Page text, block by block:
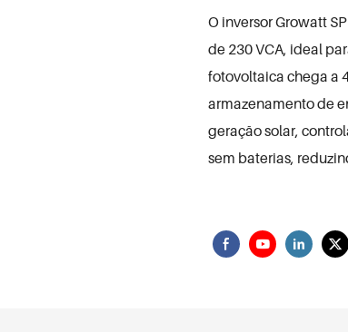
O inversor Growatt
de 230 VCA, ideal
fotovoltaica chega a
armazenamento de
geração solar,
sem baterias,